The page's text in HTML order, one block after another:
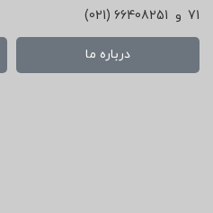
(021) 66408251 و 71
درباره ما